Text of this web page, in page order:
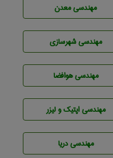
مهندسی معدن
مهندسی شهرسازی
مهندسی هوافضا
مهندسی اپتیک و لیزر
مهندسی دریا